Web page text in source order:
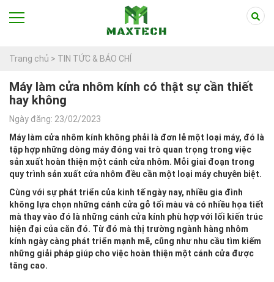
Trang chủ > TIN TỨC & BÁO CHÍ
Máy làm cửa nhôm kính có thật sự cần thiết
hay không
Ngày đăng: 23/02/2023
Máy làm cửa nhôm kính không phải là đơn lẻ một loại máy, đó là
tập hợp những dòng máy đóng vai trò quan trọng trong việc
sản xuất hoàn thiện một cánh cửa nhôm. Mỗi giai đoạn trong
quy trình sản xuất cửa nhôm đều cần một loại máy chuyên biệt.
Cùng với sự phát triển của kinh tế ngày nay, nhiều gia đình
không lựa chọn những cánh cửa gỗ tối màu và có nhiều họa tiết
mà thay vào đó là những cánh cửa kính phù hợp với lối kiến trúc
hiện đại của căn đó. Từ đó mà thị trường ngành hàng nhôm
kính ngày càng phát triển mạnh mẽ, cũng như nhu cầu tìm kiếm
những giải pháp giúp cho việc hoàn thiện một cánh cửa được
tăng cao.